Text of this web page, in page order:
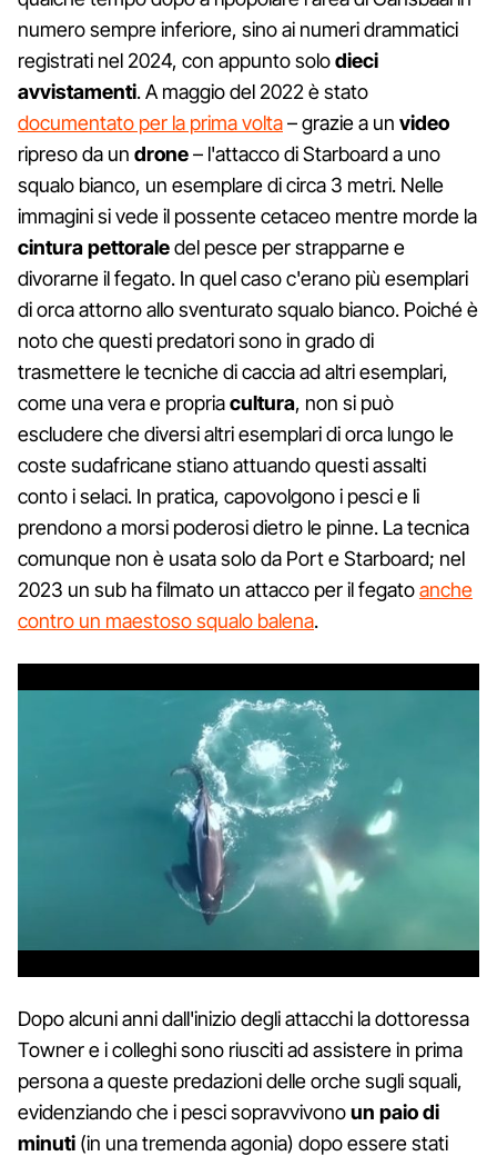
numero sempre inferiore, sino ai numeri drammatici
registrati nel 2024, con appunto solodieci
avvistamenti. A maggio del 2022 è stato
documentato per la prima volta– grazie a un video
ripreso da un drone– l'attacco di Starboard a uno
squalo bianco, un esemplare di circa 3 metri. Nelle
immagini si vede il possente cetaceo mentre morde la
cintura pettoraledel pesce per strapparne e
divorarne il fegato. In quel caso c'erano più esemplari
di orca attorno allo sventurato squalo bianco. Poiché è
noto che questi predatori sono in grado di
trasmettere le tecniche di caccia ad altri esemplari,
come una vera e propriacultura, non si può
escludere che diversi altri esemplari di orca lungo le
coste sudafricane stiano attuando questi assalti
conto i selaci. In pratica, capovolgono i pesci e li
prendono a morsi poderosi dietro le pinne. La tecnica
comunque non è usata solo da Port e Starboard; nel
2023 un sub ha filmato un attacco per il fegatoanche
contro un maestoso squalo balena.
Dopo alcuni anni dall'inizio degli attacchi la dottoressa
Towner e i colleghi sono riusciti ad assistere in prima
persona a queste predazioni delle orche sugli squali,
evidenziando che i pesci sopravvivonoun paio di
minuti (in una tremenda agonia) dopo essere stati